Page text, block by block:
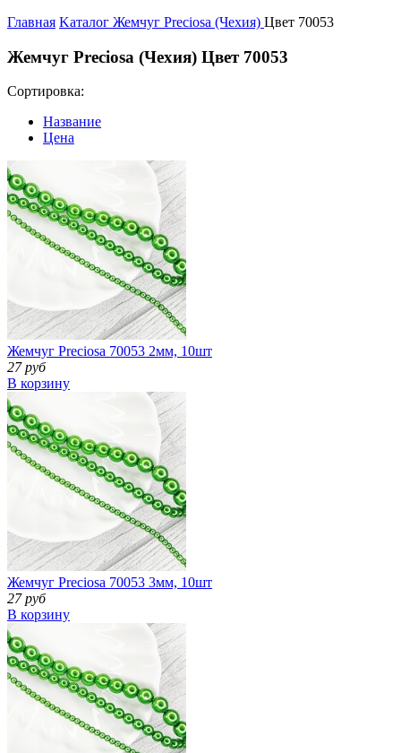
Главная Kаталог Жемчуг Preciosa (Чехия) Цвет 70053
Жемчуг Preciosa (Чехия) Цвет 70053
Сортировка:
Название
Цена
Жемчуг Preciosa 70053 2мм, 10шт
27 руб
В корзину
Жемчуг Preciosa 70053 3мм, 10шт
27 руб
В корзину